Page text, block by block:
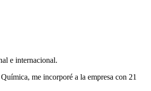
e internacional.
me incorporé a la empresa con 21